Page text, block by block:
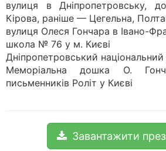
вулиця в
Кірова, раніше — Цегельна,
вулиця Олеся Гончара в Івано-
школа № 76 у м. Києві
Дніпропетровський національний
Меморіальна дошка О.
письменників Роліт у Києві
Завантажити